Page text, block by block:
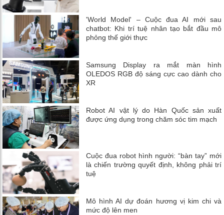
'World Model' – Cuộc đua AI mới sau
chatbot: Khi trí tuệ nhân tạo bắt đầu mô
phỏng thế giới thực
Samsung Display ra mắt màn hình
OLEDOS RGB độ sáng cực cao dành cho
XR
Robot AI vật lý do Hàn Quốc sản xuất
được ứng dụng trong chăm sóc tim mạch
Cuộc đua robot hình người: “bàn tay” mới
là chiến trường quyết định, không phải trí
tuệ
Mô hình AI dự đoán hương vị kim chi và
mức độ lên men